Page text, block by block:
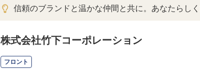
信頼のブランドと温かな仲間と共に。あなたらし
株式会社竹下コーポレーション
フロント